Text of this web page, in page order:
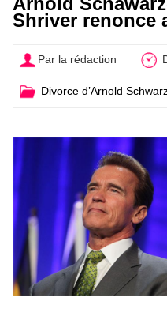
Shriver renonce
Par la rédaction
Divorce d’Arnold